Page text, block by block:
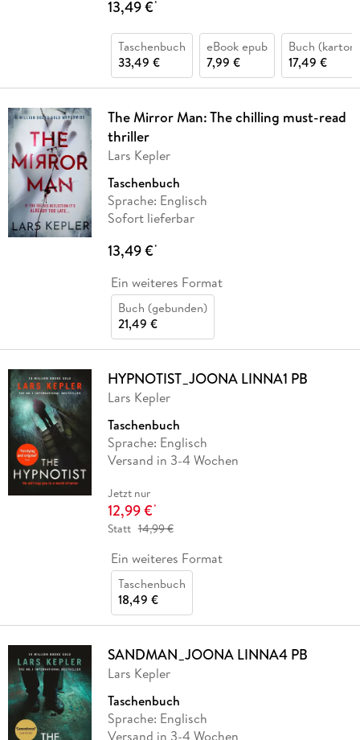
13,49 €*
Taschenbuch
33,49 €
eBook epub
7,99 €
Buch
17,49 €
The Mirror Man: The chilling must-read
thriller
Lars Kepler
Taschenbuch
Sprache: Englisch
Sofort lieferbar
13,49 €*
Ein weiteres Format
Buch (gebunden)
21,49 €
HYPNOTIST_JOONA LINNA1 PB
Lars Kepler
Taschenbuch
Sprache: Englisch
Versand in 3-4 Wochen
Jetzt nur
12,99 €*
Statt 14,99 €
Ein weiteres Format
Taschenbuch
18,49 €
SANDMAN_JOONA LINNA4 PB
Lars Kepler
Taschenbuch
Sprache: Englisch
Versand in 3-4 Wochen